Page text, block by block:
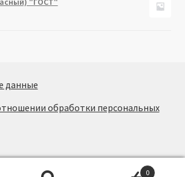
данные
обработки персональных
0